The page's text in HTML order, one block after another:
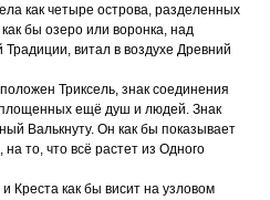
как четыре острова, разделенных
бы озеро или воронка, над
витал в воздухе Древний
Триксель, знак соединения
ещё душ и людей. Знак
Валькнуту. Он как бы показывает
то, что всё растет из Одного
как бы висит на узловом